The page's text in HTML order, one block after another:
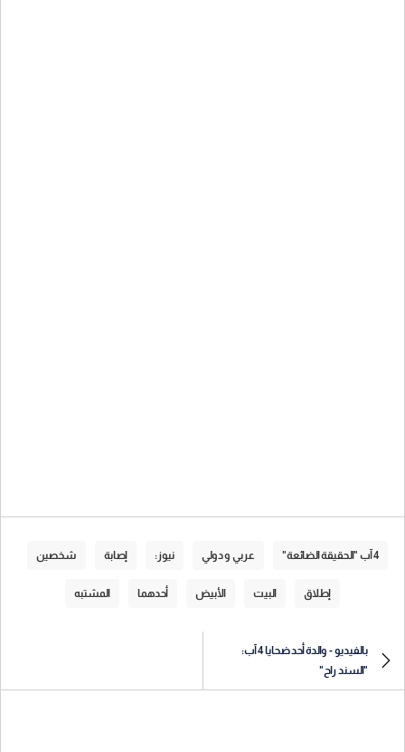
4 آب "الحقيقة الضائعة" عربي و دولي نيوز: إصابة شخصين
إطلاق البيت الأبيض أحدهما المشتبه
بالفيديو - والدة أحد ضحايا 4 آب:
"السند راح"